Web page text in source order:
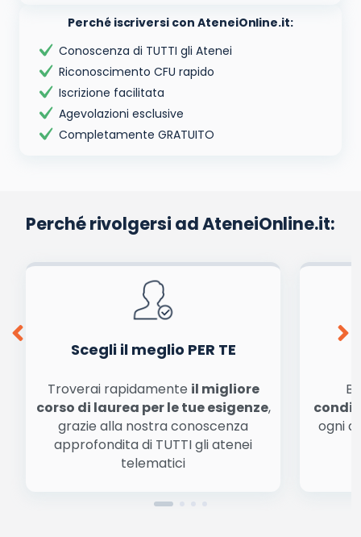
Perché iscriversi con AteneiOnline.it:
Conoscenza di TUTTI gli Atenei
Riconoscimento CFU rapido
Iscrizione facilitata
Agevolazioni esclusive
Completamente GRATUITO
Perché rivolgersi ad AteneiOnline.it:
Scegli il meglio PER TE
Troverai rapidamente il migliore
corso di laurea per le tue esigenze,
grazie alla nostra conoscenza
approfondita di TUTTI gli atenei
telematici
ogni